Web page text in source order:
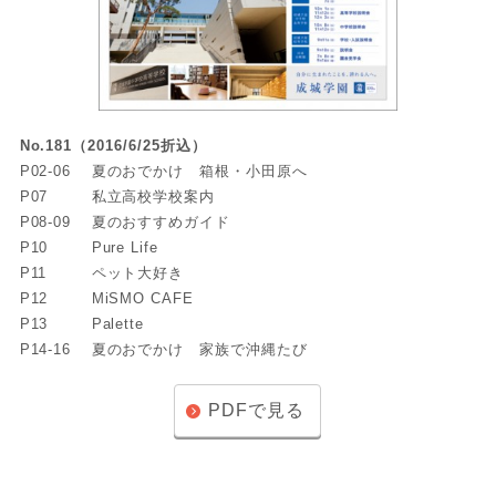
No.181（2016/6/25折込）
P02-06
夏のおでかけ 箱根・小田原へ
P07
私立高校学校案内
P08-09
夏のおすすめガイド
P10
Pure Life
P11
ペット大好き
P12
MiSMO CAFE
P13
Palette
P14-16
夏のおでかけ 家族で沖縄たび
PDFで見る